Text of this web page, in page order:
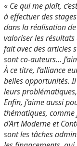
« Ce qui me plaît,
à effectuer des
dans la réalisation
valoriser les résultats
fait avec des articles
sont co-auteurs…
À ce titre, l’alliance
belles opportunités.
leurs
Enfin, j’aime aussi
thématiques, comme
d’Art Moderne et
sont les tâches